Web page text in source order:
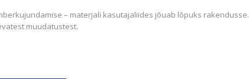
– materjali kasutajaliides jõuab lõpuks rakendusse.
muudatustest.